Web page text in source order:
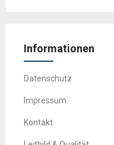
Informationen
Datenschutz
Impressum
Kontakt